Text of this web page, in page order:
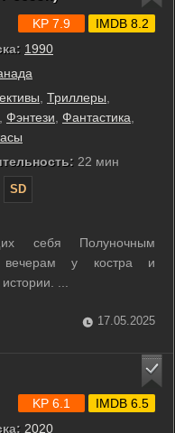
1990
Триллеры
Фэнтези Фантастика
22 мин
SD
KP 7.9 IMDB 8.2
себя Полуночным
вечерам у костра и
...
17.05.2025
2020
KP 6.1 IMDB 6.5